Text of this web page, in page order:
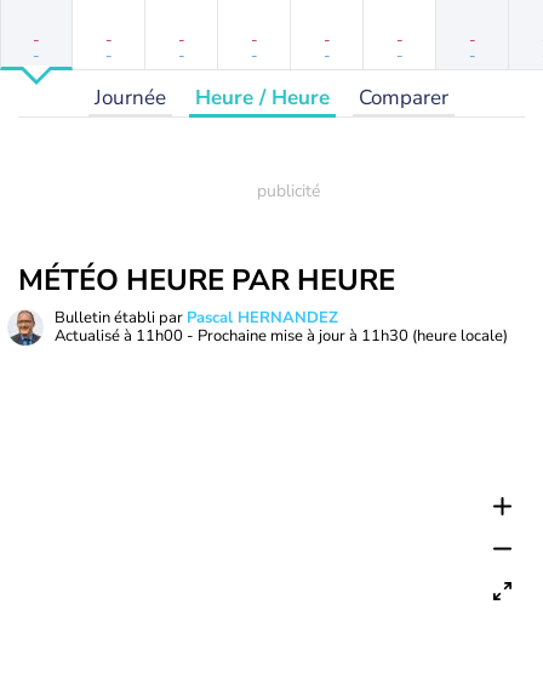
-
-
-
-
-
-
-
-
-
-
-
-
-
-
Journée Heure / Heure Comparer
MÉTÉO HEURE PAR HEURE
Bulletin établi par Pascal HERNANDEZ
Actualisé à 11h00 - Prochaine mise à jour à 11h30 (heure locale)